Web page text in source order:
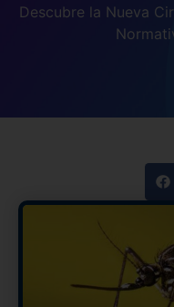
Descubre la Nueva